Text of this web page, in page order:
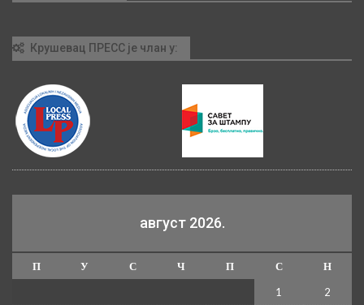
Крушевац ПРЕСС је члан у:
август 2026.
П У С Ч П С
Н
1
2